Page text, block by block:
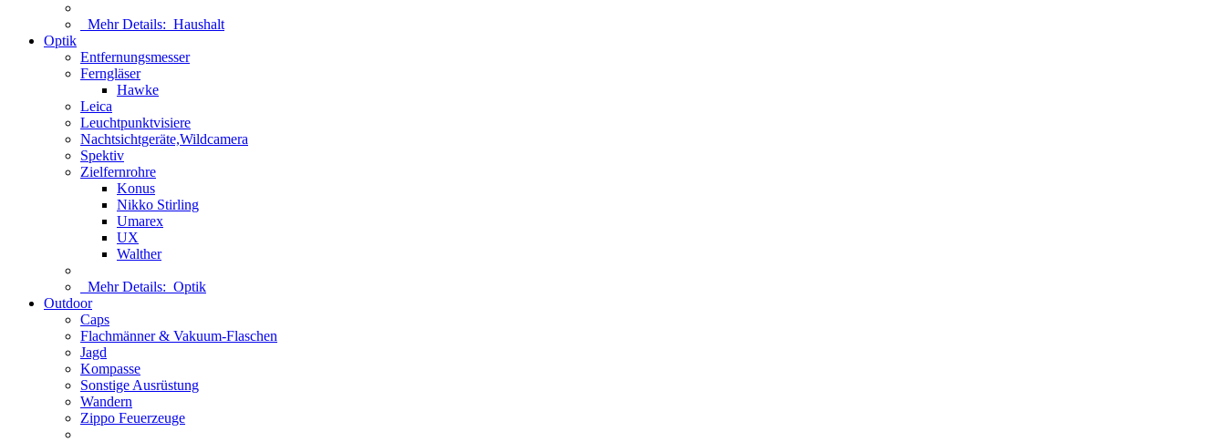
Mehr Details: Haushalt
Optik
Entfernungsmesser
Ferngläser
Hawke
Leica
Leuchtpunktvisiere
Nachtsichtgeräte,Wildcamera
Spektiv
Zielfernrohre
Konus
Nikko Stirling
Umarex
UX
Walther
Mehr Details: Optik
Outdoor
Caps
Flachmänner & Vakuum-Flaschen
Jagd
Kompasse
Sonstige Ausrüstung
Wandern
Zippo Feuerzeuge